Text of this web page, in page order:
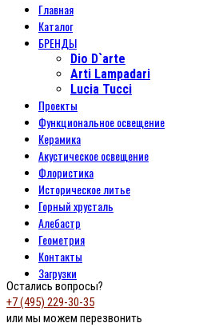
Главная
Каталог
БРЕНДЫ
Dio D`arte
Arti Lampadari
Lucia Tucci
Проекты
Функциональное освещение
Керамика
Акустическое освещение
Флористика
Историческое литье
Горный хрусталь
Алебастр
Геометрия
Контакты
Загрузки
Остались вопросы?
+7 (495) 229-30-35
или мы можем перезвонить